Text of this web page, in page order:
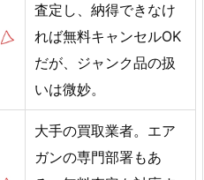
査定し、納得できなけ
れば無料キャンセルOK
だが、ジャンク品の扱
いは微妙。
大手の買取業者。エア
ガンの専門部署もあ